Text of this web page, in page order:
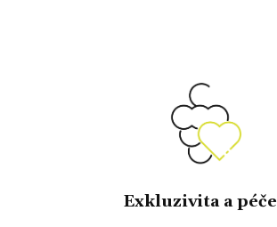
Exkluzivita a péče